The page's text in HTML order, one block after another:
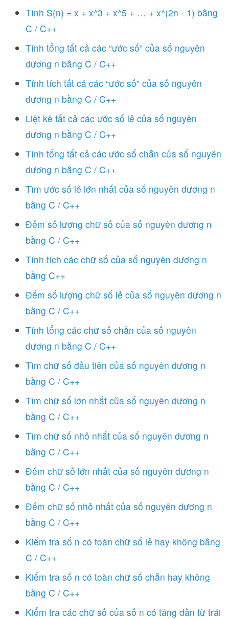
Tính S(n) = x + x^3 + x^5 + … + x^(2n - 1) bằng
C / C++
Tính tổng tất cả các “ước số” của số nguyên
dương n bằng C / C++
Tính tích tất cả các “ước số” của số nguyên
dương n bằng C / C++
Liệt kê tất cả các ước số lẻ của số nguyên
dương n bằng C / C++
Tính tổng tất cả các ước số chẵn của số nguyên
dương n bằng C / C++
Tìm ước số lẻ lớn nhất của số nguyên dương n
bằng C / C++
Đếm số lượng chữ số của số nguyên dương n
bằng C / C++
Tính tích các chữ số của số nguyên dương n
bằng C++
Đếm số lượng chữ số lẻ của số nguyên dương n
bằng C / C++
Tính tổng các chữ số chẵn của số nguyên
dương n bằng C / C++
Tìm chữ số đầu tiên của số nguyên dương n
bằng C / C++
Tìm chữ số lớn nhất của số nguyên dương n
bằng C / C++
Tìm chữ số nhỏ nhất của số nguyên dương n
bằng C / C++
Đếm chữ số lớn nhất của số nguyên dương n
bằng C / C++
Đếm chữ số nhỏ nhất của số nguyên dương n
bằng C / C++
Kiểm tra số n có toàn chữ số lẻ hay không bằng
C / C++
Kiểm tra số n có toàn chữ số chẵn hay không
bằng C / C++
Kiểm tra các chữ số của số n có tăng dần từ trái